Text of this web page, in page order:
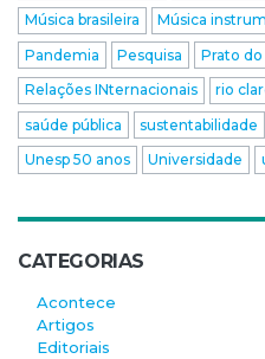
Música brasileira
Música
Pandemia
Pesquisa Prato do
Relações INternacionais
rio
saúde pública
sustentabilidade
Unesp 50 anos
Universidade
CATEGORIAS
Acontece
Artigos
Editoriais